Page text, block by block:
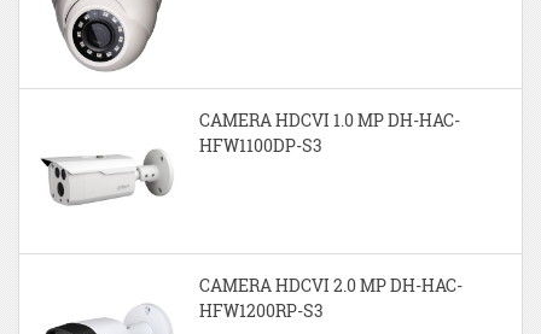
CAMERA HDCVI 1.0 MP DH-HAC-
HFW1100DP-S3
CAMERA HDCVI 2.0 MP DH-HAC-
HFW1200RP-S3